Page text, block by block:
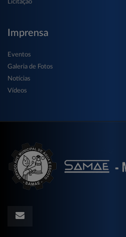
Licitação
Imprensa
Eventos
Galeria de Fotos
Notícias
Vídeos